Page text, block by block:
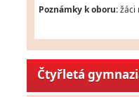
Poznámky k oboru:žáci
Čtyřletá